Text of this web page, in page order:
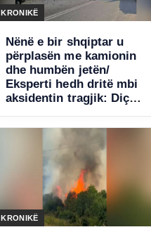
KRONIKË
Nënë e bir shqiptar u
përplasën me kamionin
dhe humbën jetën/
Eksperti hedh dritë mbi
aksidentin tragjik: Diçka
KRONIKË